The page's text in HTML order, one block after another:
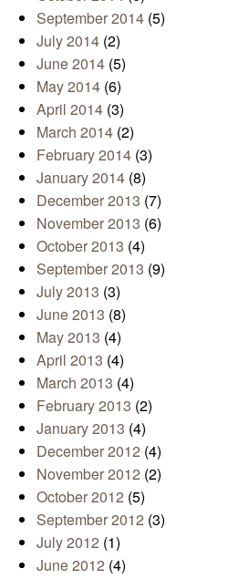
September 2014 (5)
July 2014 (2)
June 2014 (5)
May 2014 (6)
April 2014 (3)
March 2014 (2)
February 2014 (3)
January 2014 (8)
December 2013 (7)
November 2013 (6)
October 2013 (4)
September 2013 (9)
July 2013 (3)
June 2013 (8)
May 2013 (4)
April 2013 (4)
March 2013 (4)
February 2013 (2)
January 2013 (4)
December 2012 (4)
November 2012 (2)
October 2012 (5)
September 2012 (3)
July 2012 (1)
June 2012 (4)